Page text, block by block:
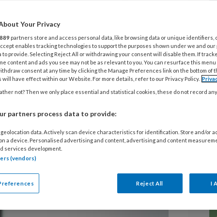
in de zorg?
stigmatisering, ook in de zorg. Dit
in hoe zij een veilige en
creëren voor patiënten met
Your Privacy
889 partners store and access personal data, like browsing data or unique identifiers,
enables tracking technologies to support the purposes shown under we and
to provide. Selecting Reject All or withdrawing your consent will disable them. If
content and ads you see may not be as relevant to you. You can resurface this
consent at any time by clicking the Manage Preferences link on the bottom of
will have effect within our Website. For more details, refer to our Privacy Policy.
not? Then we only place essential and statistical cookies, these do not record
partners process data to provide:
data. Actively scan device characteristics for identification. Store and/or
a device. Personalised advertising and content, advertising and content
services development.
(vendors)
Reject All I